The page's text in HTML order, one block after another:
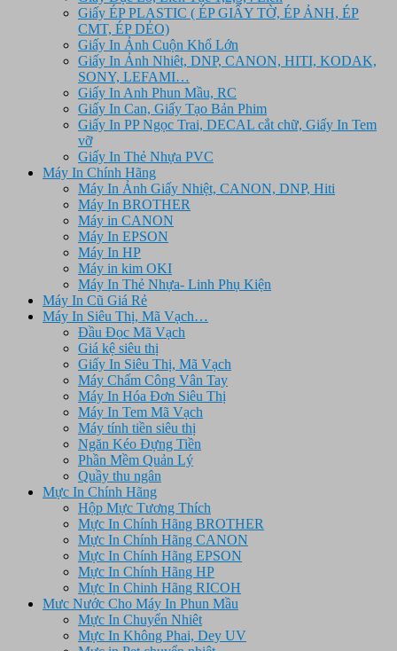
Giấy ÉP PLASTIC ( ÉP GIẤY TỜ, ÉP ẢNH, ÉP
CMT, ÉP DẺO)
Giấy In Ảnh Cuộn Khổ Lớn
Giấy In Ảnh Nhiêt, DNP, CANON, HITI, KODAK,
SONY, LEFAMI…
Giấy In Anh Phun Mầu, RC
Giấy In Can, Giấy Tạo Bản Phim
Giấy In PP Ngọc Trai, DECAL cắt chữ, Giấy In Tem
vỡ
Giấy In Thẻ Nhựa PVC
Máy In Chính Hãng
Máy In Ảnh Giấy Nhiệt, CANON, DNP, Hiti
Máy In BROTHER
Máy in CANON
Máy In EPSON
Máy In HP
Máy in kim OKI
Máy In Thẻ Nhựa- Linh Phụ Kiện
Máy In Cũ Giá Rẻ
Máy In Siêu Thị, Mã Vạch…
Đầu Đọc Mã Vạch
Giá kệ siêu thị
Giấy In Siêu Thị, Mã Vạch
Máy Chấm Công Vân Tay
Máy In Hóa Đơn Siêu Thị
Máy In Tem Mã Vạch
Máy tính tiền siêu thị
Ngăn Kéo Đựng Tiền
Phần Mềm Quản Lý
Quầy thu ngân
Mực In Chính Hãng
Hộp Mực Tương Thích
Mực In Chính Hãng BROTHER
Mực In Chính Hãng CANON
Mực In Chính Hãng EPSON
Mực In Chính Hãng HP
Mực In Chinh Hãng RICOH
Mưc Nước Cho Máy In Phun Mầu
Mực In Chuyển Nhiêt
Mực In Không Phai, Dey UV